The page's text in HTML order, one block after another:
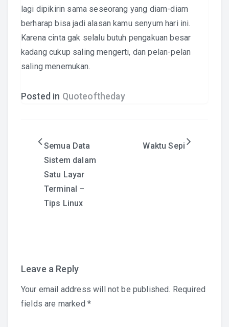
lagi dipikirin sama seseorang yang diam-diam
berharap bisa jadi alasan kamu senyum hari ini.
Karena cinta gak selalu butuh pengakuan besar
kadang cukup saling mengerti, dan pelan-pelan
saling menemukan.
Posted in Quoteoftheday
Post
navigation
Semua Data
Sistem dalam
Satu Layar
Terminal –
Tips Linux
Waktu Sepi
Leave a Reply
Your email address will not be published. Required
fields are marked *